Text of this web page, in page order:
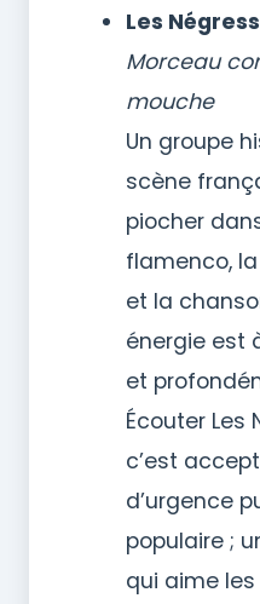
Les
Morceau
mouche
Un groupe
scène
piocher
flamenco,
et la
énergie est
et
Écouter Les
c’est
d’urgence
populaire ;
qui aime